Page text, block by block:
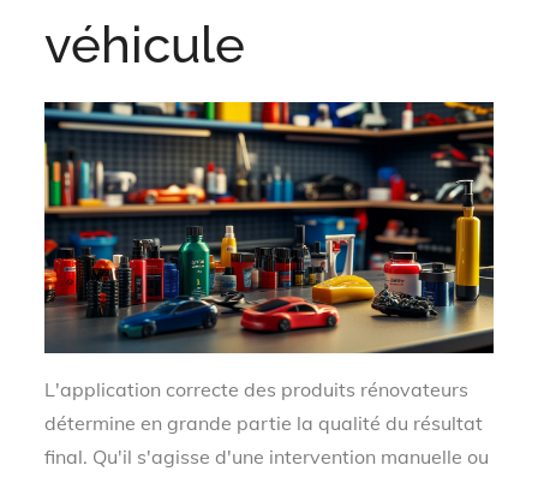
véhicule
L'application correcte des produits rénovateurs
détermine en grande partie la qualité du résultat
final. Qu'il s'agisse d'une intervention manuelle ou